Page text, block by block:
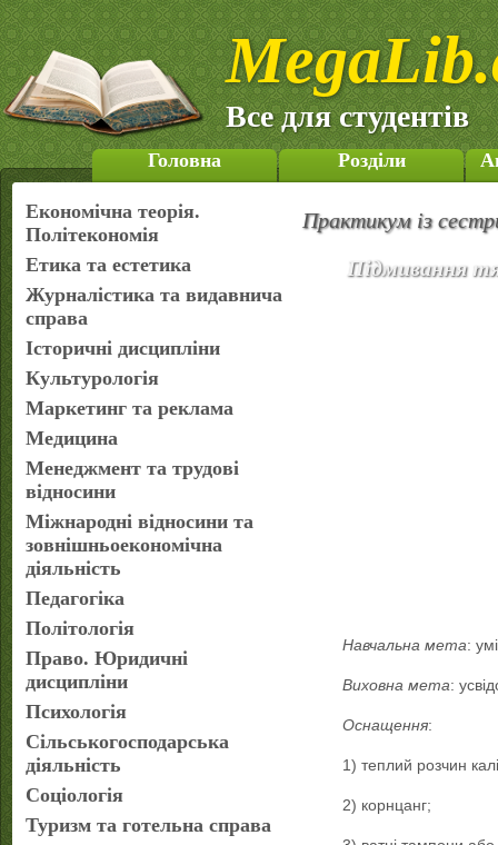
Все для студентів
Головна Розділи
Економічна теорія.
Політекономія
Етика та естетика
Журналістика та видавнича
справа
Історичні дисципліни
Культурологія
Маркетинг та реклама
Медицина
Менеджмент та трудові
відносини
Міжнародні відносини та
зовнішньоекономічна
діяльність
Педагогіка
Політологія
Право. Юридичні
дисципліни
Психологія
Сільськогосподарська
діяльність
Соціологія
Туризм та готельна справа
Практикум із
Підмивання
Навчальна мета:
Виховна мета:
Оснащення:
1) теплий розчин
2) корнцанг;